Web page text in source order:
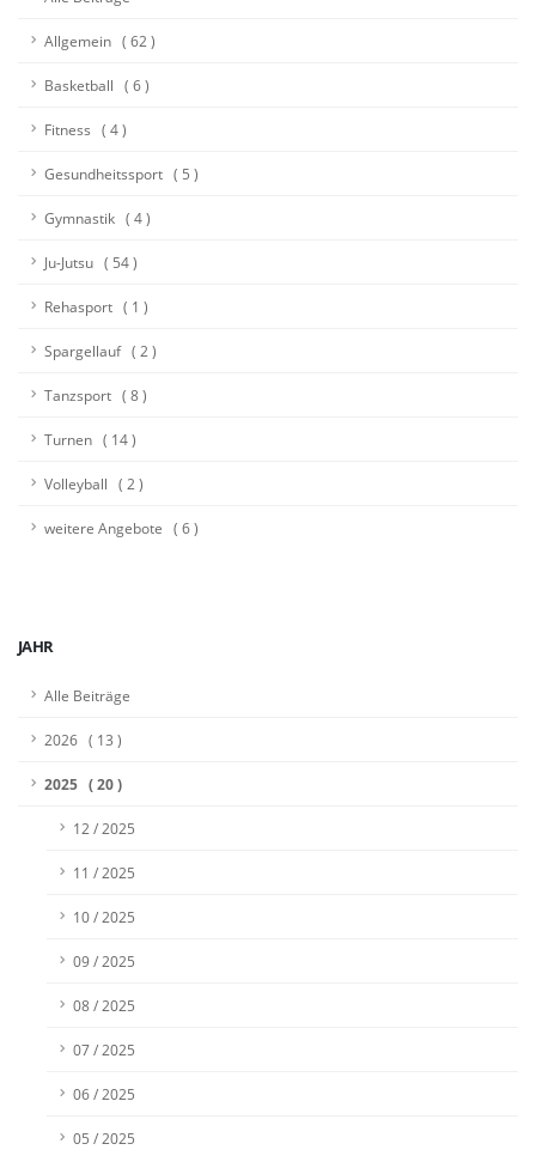
Allgemein ( 62 )
Basketball ( 6 )
Fitness ( 4 )
Gesundheitssport ( 5 )
Gymnastik ( 4 )
Ju-Jutsu ( 54 )
Rehasport ( 1 )
Spargellauf ( 2 )
Tanzsport ( 8 )
Turnen ( 14 )
Volleyball ( 2 )
weitere Angebote ( 6 )
JAHR
Alle Beiträge
2026 ( 13 )
2025 ( 20 )
12 / 2025
11 / 2025
10 / 2025
09 / 2025
08 / 2025
07 / 2025
06 / 2025
05 / 2025